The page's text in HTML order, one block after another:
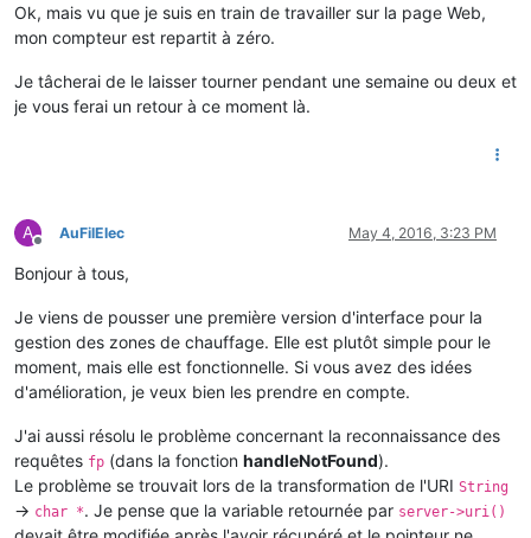
Ok, mais vu que je suis en train de travailler sur la page Web,
mon compteur est repartit à zéro.
Je tâcherai de le laisser tourner pendant une semaine ou deux et
je vous ferai un retour à ce moment là.
A
Offline
AuFilElec May 4, 2016, 3:23 PM
Bonjour à tous,
Je viens de pousser une première version d'interface pour la
gestion des zones de chauffage. Elle est plutôt simple pour le
moment, mais elle est fonctionnelle. Si vous avez des idées
d'amélioration, je veux bien les prendre en compte.
J'ai aussi résolu le problème concernant la reconnaissance des
requêtes fp (dans la fonction handleNotFound).
Le problème se trouvait lors de la transformation de l'URI String
-> char *. Je pense que la variable retournée par server->uri()